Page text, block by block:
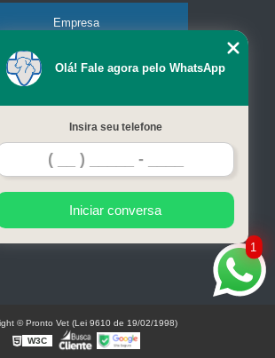
Empresa
Missão
Serviços
Contato
Mapa do site
1
Olá! Fale agora pelo WhatsApp
Insira seu telefone
Iniciar conversa
© Pronto Vet (Lei 9610 de 19/02/1998)
W3C